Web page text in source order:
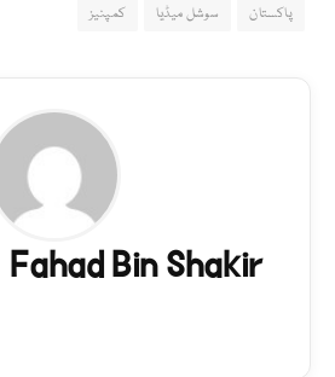
پاکستان سوشل میڈیا کمپنیز
Fahad Bin Shakir